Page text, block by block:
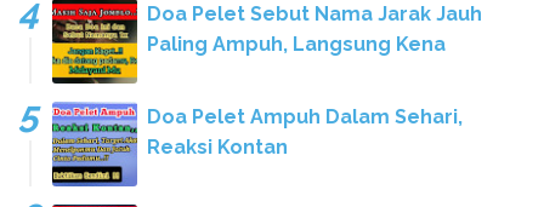
Doa Pelet Sebut Nama Jarak Jauh
Paling Ampuh, Langsung Kena
Doa Pelet Ampuh Dalam Sehari,
Reaksi Kontan